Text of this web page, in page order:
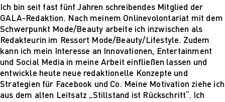
Studies
Fashion and Design
Studies
Vortragsreihe „Was
ist Design?
The Fabric of My
Life
Digital and Technical
Futures
Ich bin seit fast fünf Jahren schreibendes Mitglied der
GALA-Redaktion. Nach meinem Onlinevolontariat mit dem
Schwerpunkt Mode/Beauty arbeite ich inzwischen als
Redakteurin im Ressort Mode/Beauty/Lifestyle. Zudem
kann ich mein Interesse an Innovationen, Entertainment
und Social Media in meine Arbeit einfließen lassen und
entwickle heute neue redaktionelle Konzepte und
Strategien für Facebook und Co. Meine Motivation ziehe ich
aus dem alten Leitsatz „Stillstand ist Rückschritt“. Ich